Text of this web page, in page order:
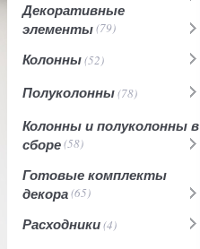
Декоративные
элементы(79)
Колонны(52)
Полуколонны(78)
Колонны и полуколонны в
сборе(58)
Готовые комплекты
декора(65)
Расходники(4)